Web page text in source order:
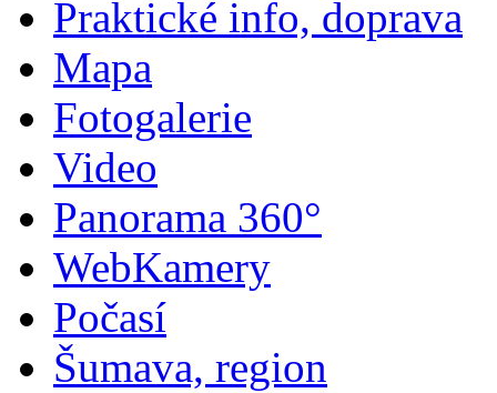
Praktické info, doprava
Mapa
Fotogalerie
Video
Panorama 360°
WebKamery
Počasí
Šumava, region